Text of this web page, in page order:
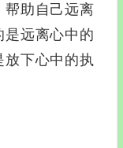
帮助自己远离
是远离心中的
下心中的执